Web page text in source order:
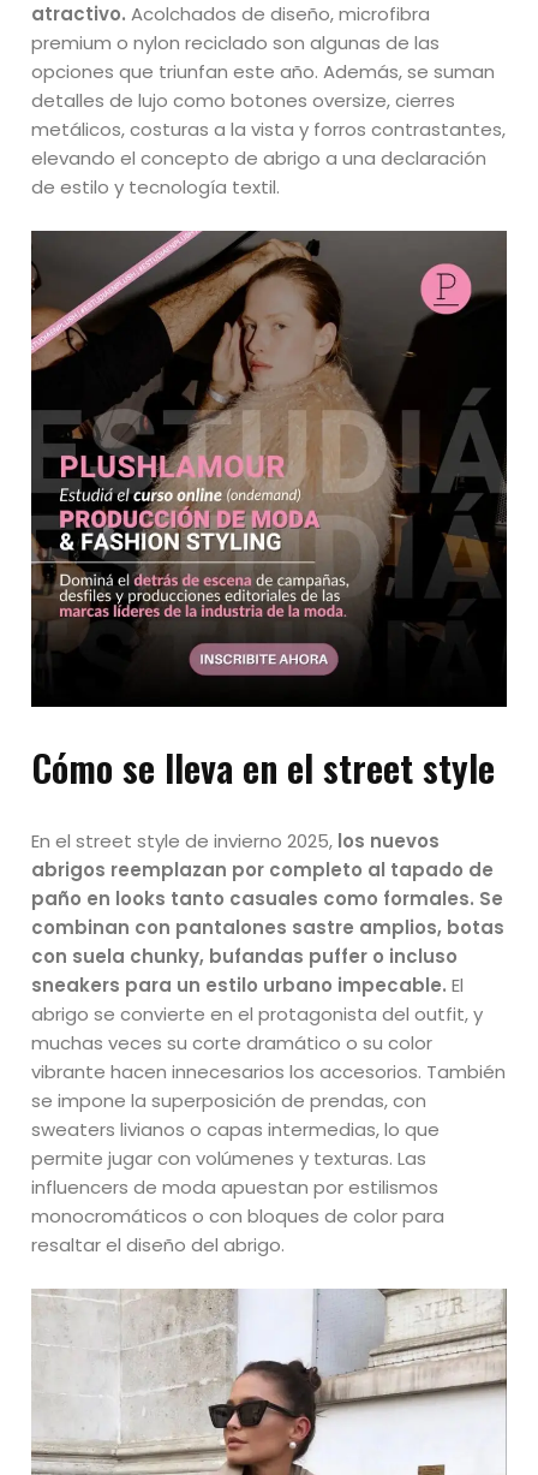
atractivo. Acolchados de diseño, microfibra
premium o nylon reciclado son algunas de las
opciones que triunfan este año. Además, se suman
detalles de lujo como botones oversize, cierres
metálicos, costuras a la vista y forros contrastantes,
elevando el concepto de abrigo a una declaración
de estilo y tecnología textil.
Cómo se lleva en el street style
En el street style de invierno 2025, los nuevos
abrigos reemplazan por completo al tapado de
paño en looks tanto casuales como formales. Se
combinan con pantalones sastre amplios, botas
con suela chunky, bufandas puffer o incluso
sneakers para un estilo urbano impecable. El
abrigo se convierte en el protagonista del outfit, y
muchas veces su corte dramático o su color
vibrante hacen innecesarios los accesorios. También
se impone la superposición de prendas, con
sweaters livianos o capas intermedias, lo que
permite jugar con volúmenes y texturas. Las
influencers de moda apuestan por estilismos
monocromáticos o con bloques de color para
resaltar el diseño del abrigo.